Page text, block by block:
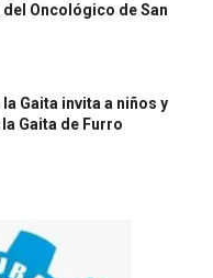
Oncológico de San
Gaita invita a niños y
Gaita de Furro